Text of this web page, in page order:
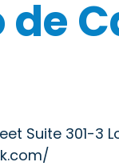
de
Suite 301-3